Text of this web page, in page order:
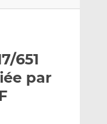
651
par